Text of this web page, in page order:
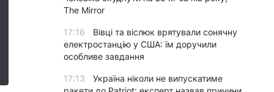
The Mirror
17:16
Вівці та віслюк врятували сонячну
електростанцію у США: їм доручили
особливе завдання
17:13
Україна ніколи не випускатиме